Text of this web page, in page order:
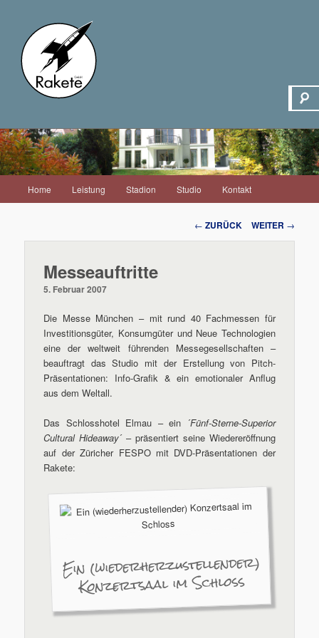
Zum
Home Leistung Stadion Studio Kontakt
Beitrags-
Navigation
← ZURÜCK WEITER →
Messeauftritte
5. Februar 2007
Die Messe München – mit rund 40 Fachmessen für
Investitionsgüter, Konsumgüter und Neue Technologien
eine der weltweit führenden Messegesellschaften –
beauftragt das Studio mit der Erstellung von Pitch-
Präsentationen: Info-Grafik & ein emotionaler Anflug
aus dem Weltall.
Das Schlosshotel Elmau – ein ´Fünf-Sterne-Superior
Cultural Hideaway´ – präsentiert seine Wiedereröffnung
auf der Züricher FESPO mit DVD-Präsentationen der
Rakete:
Ein (wiederherzustellender)
Konzertsaal im Schloss